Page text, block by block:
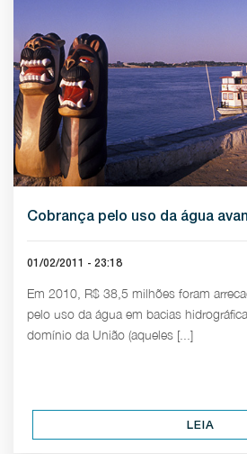
Cobrança pelo uso da água
01/02/2011 - 23:18
Em 2010, R$ 38,5 milhões foram
pelo uso da água em bacias
domínio da União (aqueles [...]
LEIA